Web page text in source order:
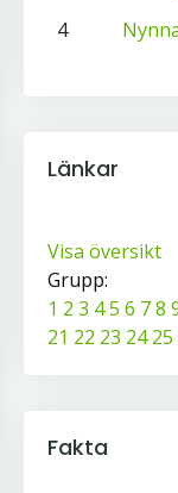
4
Länkar
Visa översikt
Grupp:
1 2 3 45 6 78
21 22 23 24 25
Fakta